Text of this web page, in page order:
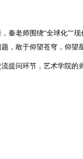
秦老师围绕“全球化”“
，敢于仰望苍穹，仰望
提问环节，艺术学院的